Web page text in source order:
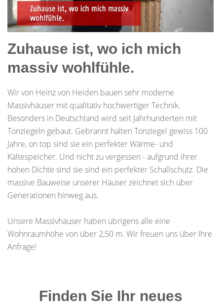
Zuhause ist, wo ich mich
massiv wohlfühle.
Wir von Heinz von Heiden bauen sehr moderne
Massivhäuser mit qualitativ hochwertiger Technik.
Besonders in Deutschland wird seit Jahrhunderten mit
Tonziegeln gebaut. Gebrannt halten Tonziegel gewiss 100
Jahre, on top sind sie ein perfekter Wärme- und
Kältespeicher. Und nicht zu vergessen - aufgrund ihrer
hohen Dichte sind sie sind ein perfekter Schallschutz. Die
massive Bauweise unserer Häuser zeichnet sich über
Generationen hinweg aus.
Unsere Massivhäuser haben übrigens alle eine
Wohnraumhöhe von über 2,50 m. Wir freuen uns über Ihre
Anfrage!
Finden Sie Ihr neues